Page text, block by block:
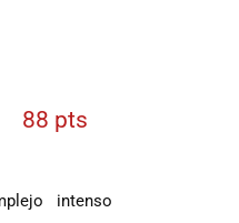
88 pts
intenso